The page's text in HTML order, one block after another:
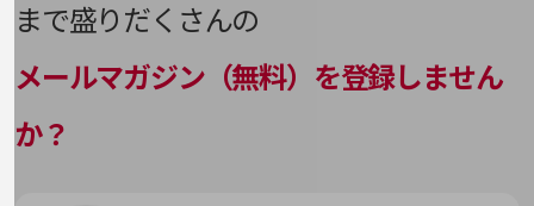
リモート・ハイブリッドワーク
セキュリティ
業界から見つける
オーバーレイネットワーク／アンダーレイネット
ワーク
ステートスポンサード攻撃
ストレージ
スマートシティプラットフォーム
ドメイン認証
トランジット
トロイの木馬
ISP
MVNO
WPA
WPA3
まで盛りだくさんの
メールマガジン（無料）を登録しません
か？